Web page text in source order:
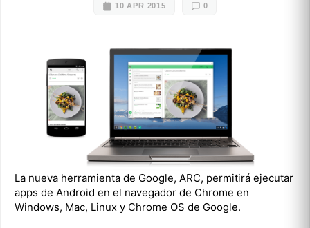
10 APR 2015 0
La nueva herramienta de Google, ARC, permitirá ejecutar
apps de Android en el navegador de Chrome en
Windows, Mac, Linux y Chrome OS de Google.